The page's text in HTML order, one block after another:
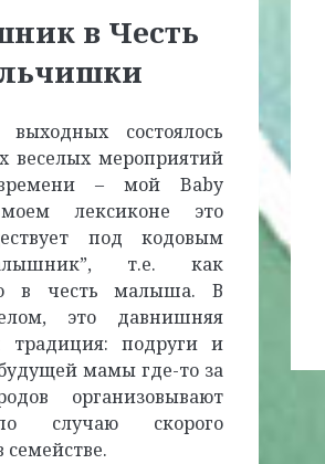
в Честь
состоялось
веселых мероприятий
– мой Baby
лексиконе это
под кодовым
т.е. как
в честь малыша. В
это давнишняя
традиция: подруги и
мамы где-то за
организовывают
случаю скорого
семействе.